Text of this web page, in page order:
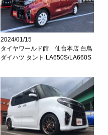
2024/01/15
タイヤワールド館 仙台本店 白鳥
ダイハツ タント LA650S/LA660S